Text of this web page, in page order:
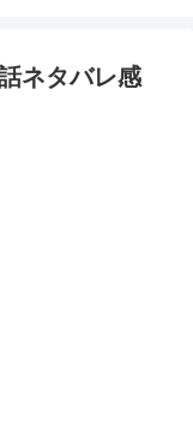
ネタバレ感